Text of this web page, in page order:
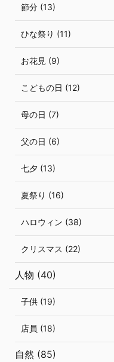
節分 (13)
ひな祭り (11)
お花見 (9)
こどもの日 (12)
母の日 (7)
父の日 (6)
七夕 (13)
夏祭り (16)
ハロウィン (38)
クリスマス (22)
人物 (40)
子供 (19)
店員 (18)
自然 (85)